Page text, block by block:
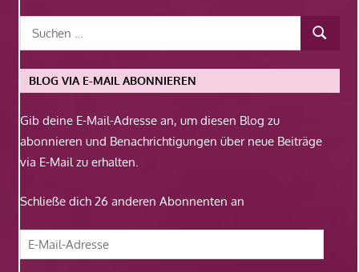
BLOG VIA E-MAIL ABONNIEREN
Gib deine E-Mail-Adresse an, um diesen Blog zu
abonnieren und Benachrichtigungen über neue Beiträge
via E-Mail zu erhalten.
Schließe dich 26 anderen Abonnenten an
E-
Mail-